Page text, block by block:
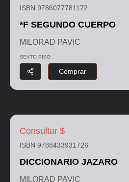
ISBN 9786077781172
*F SEGUNDO CUERPO
MILORAD PAVIC
SEXTO PISO
Comprar
Consultar $
ISBN 9788433931726
DICCIONARIO JAZARO
MILORAD PAVIC